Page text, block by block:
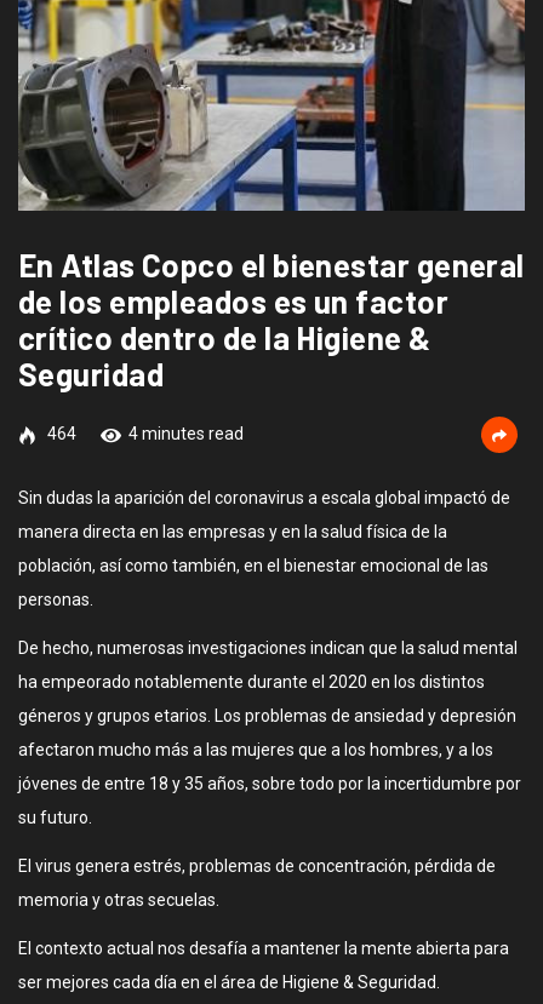
En Atlas Copco el bienestar general
de los empleados es un factor
crítico dentro de la Higiene &
Seguridad
464 4 minutes read
Sin dudas la aparición del coronavirus a escala global impactó de
manera directa en las empresas y en la salud física de la
población, así como también, en el bienestar emocional de las
personas.
De hecho, numerosas investigaciones indican que la salud mental
ha empeorado notablemente durante el 2020 en los distintos
géneros y grupos etarios. Los problemas de ansiedad y depresión
afectaron mucho más a las mujeres que a los hombres, y a los
jóvenes de entre 18 y 35 años, sobre todo por la incertidumbre por
su futuro.
El virus genera estrés, problemas de concentración, pérdida de
memoria y otras secuelas.
El contexto actual nos desafía a mantener la mente abierta para
ser mejores cada día en el área de Higiene & Seguridad.